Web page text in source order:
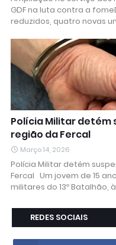
GDF na luta contra a
reduzidos, quatro novas
Polícia Militar detém
região da Fercal
Março 14, 2026
Polícia Militar detém
Fercal Um jovem de 15
militares do 13º Batalhão,
REDES SOCIAIS